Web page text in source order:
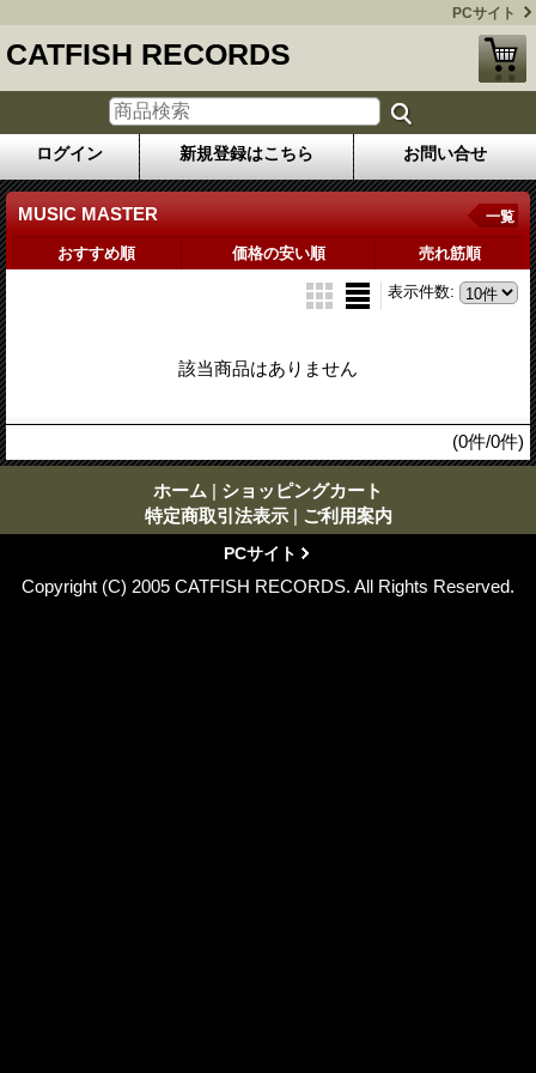
PCサイト
CATFISH RECORDS
ログイン 新規登録はこちら お問い合せ
MUSIC MASTER 一覧
おすすめ順 価格の安い順 売れ筋順
表示件数:
該当商品はありません
(0件/0件)
ホーム | ショッピングカート
特定商取引法表示 | ご利用案内
PCサイト
Copyright (C) 2005 CATFISH RECORDS. All Rights Reserved.